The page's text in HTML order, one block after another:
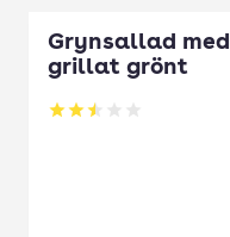
Grynsallad med
grillat grönt
Betyg: 2.5 av 5